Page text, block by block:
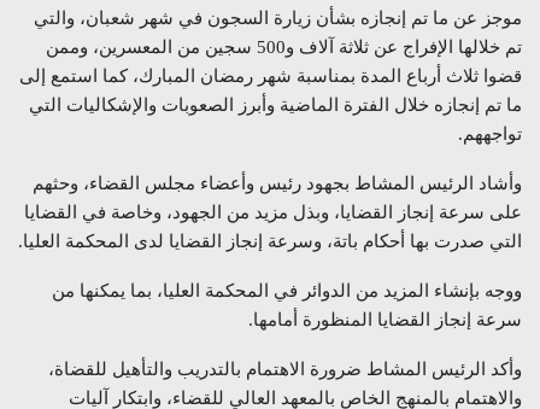
موجز عن ما تم إنجازه بشأن زيارة السجون في شهر شعبان، والتي
تم خلالها الإفراج عن ثلاثة آلاف و500 سجين من المعسرين، وممن
قضوا ثلاث أرباع المدة بمناسبة شهر رمضان المبارك، كما استمع إلى
ما تم إنجازه خلال الفترة الماضية وأبرز الصعوبات والإشكاليات التي
تواجههم.
وأشاد الرئيس المشاط بجهود رئيس وأعضاء مجلس القضاء، وحثهم
على سرعة إنجاز القضايا، وبذل مزيد من الجهود، وخاصة في القضايا
التي صدرت بها أحكام باتة، وسرعة إنجاز القضايا لدى المحكمة العليا.
ووجه بإنشاء المزيد من الدوائر في المحكمة العليا، بما يمكنها من
سرعة إنجاز القضايا المنظورة أمامها.
وأكد الرئيس المشاط ضرورة الاهتمام بالتدريب والتأهيل للقضاة،
والاهتمام بالمنهج الخاص بالمعهد العالي للقضاء، وابتكار آليات